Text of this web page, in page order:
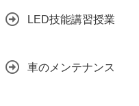
LED技能講習授業
車のメンテナンス